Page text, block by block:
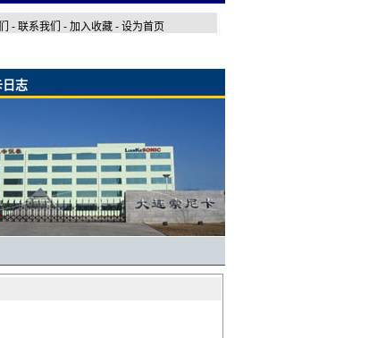
- 联系我们 - 加入收藏- 设为首页
日志